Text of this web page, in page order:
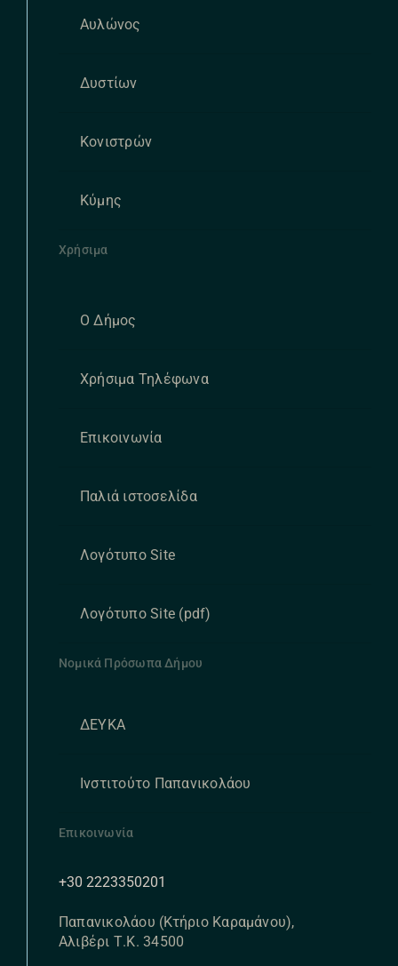
Αυλώνος
Δυστίων
Κονιστρών
Κύμης
Χρήσιμα
Ο Δήμος
Χρήσιμα Τηλέφωνα
Επικοινωνία
Παλιά ιστοσελίδα
Λογότυπο Site
Λογότυπο Site (pdf)
Νομικά Πρόσωπα Δήμου
ΔΕΥΚΑ
Ινστιτούτο Παπανικολάου
Επικοινωνία
+30 2223350201
Παπανικολάου (Κτήριο Καραμάνου),
Αλιβέρι Τ.Κ. 34500